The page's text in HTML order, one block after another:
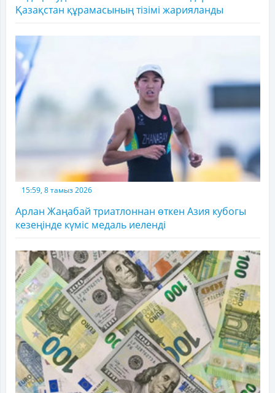
Қазақстан құрамасының тізімі жарияланды
15:59, 8 тамыз 2026
Арлан Жаңабай триатлоннан өткен Азия кубогы
кезеңінде күміс медаль иеленді